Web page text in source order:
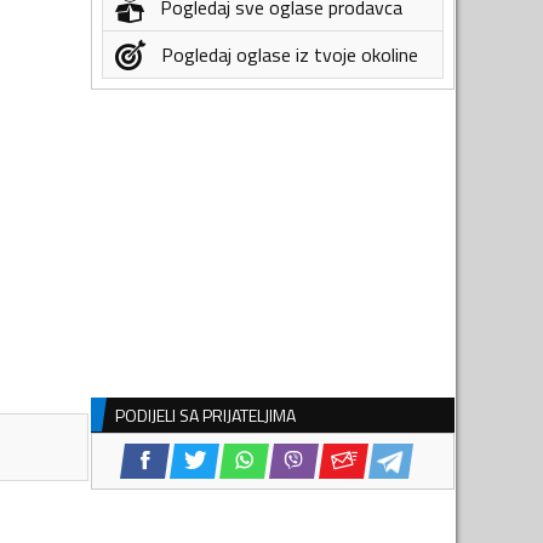
Pogledaj sve oglase prodavca
Pogledaj oglase iz tvoje okoline
PODIJELI SA PRIJATELJIMA